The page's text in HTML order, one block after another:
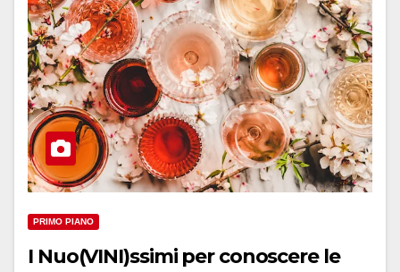
PRIMO PIANO
I Nuo(VINI)ssimi per conoscere le